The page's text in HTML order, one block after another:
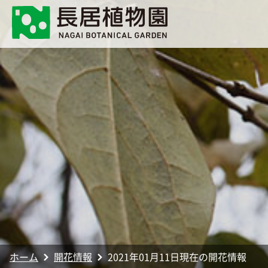
ホーム 開花情報 2021年01月11日現在の開花情報